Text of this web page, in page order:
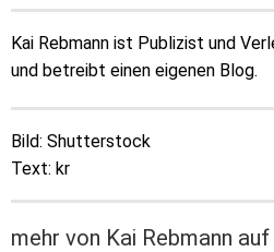
Kai Rebmann ist Publizist und
und betreibt einen eigenen Blog.
Bild: Shutterstock
Text: kr
mehr von Kai Rebmann